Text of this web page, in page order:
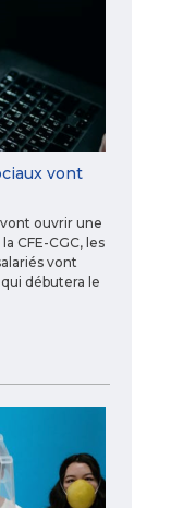
vont
ouvrir une
CFE-CGC, les
vont
débutera le